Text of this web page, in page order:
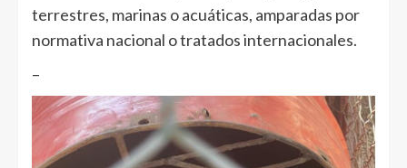
terrestres, marinas o acuáticas, amparadas por
normativa nacional o tratados internacionales.
–